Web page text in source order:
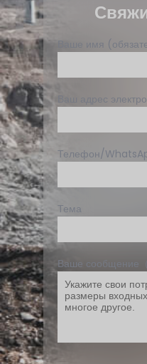
Ваше имя
Ваш адрес
Телефон/
Тема
Ваше сообщение